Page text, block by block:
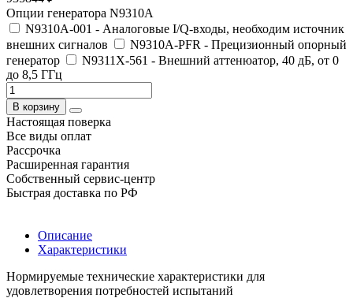
Опции генератора N9310A
N9310A-001 - Аналоговые I/Q-входы, необходим источник
внешних сигналов
N9310A-PFR - Прецизионный опорный
генератор
N9311X-561 - Внешний аттенюатор, 40 дБ, от 0
до 8,5 ГГц
В корзину
Настоящая поверка
Все виды оплат
Рассрочка
Расширенная гарантия
Собственный сервис-центр
Быстрая доставка по РФ
Описание
Характеристики
Нормируемые технические характеристики для
удовлетворения потребностей испытаний